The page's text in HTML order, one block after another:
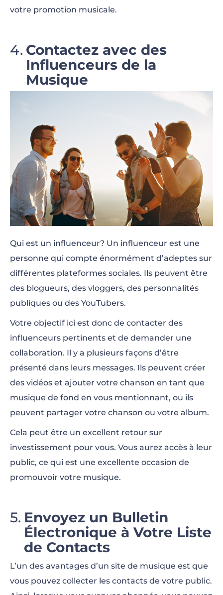
votre promotion musicale.
Contactez avec des
Influenceurs de la
Musique
Qui est un influenceur? Un influenceur est une
personne qui compte énormément d’adeptes sur
différentes plateformes sociales. Ils peuvent être
des blogueurs, des vloggers, des personnalités
publiques ou des YouTubers.
Votre objectif ici est donc de contacter des
influenceurs pertinents et de demander une
collaboration. Il y a plusieurs façons d’être
présenté dans leurs messages. Ils peuvent créer
des vidéos et ajouter votre chanson en tant que
musique de fond en vous mentionnant, ou ils
peuvent partager votre chanson ou votre album.
Cela peut être un excellent retour sur
investissement pour vous. Vous aurez accès à leur
public, ce qui est une excellente occasion de
promouvoir votre musique.
Envoyez un Bulletin
Électronique à Votre Liste
de Contacts
L’un des avantages d’un site de musique est que
vous pouvez collecter les contacts de votre public.